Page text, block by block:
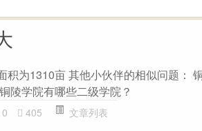
积为1310亩 其他小伙伴的相似问题：
陵学院有哪些二级学院？
0 405 文章列表